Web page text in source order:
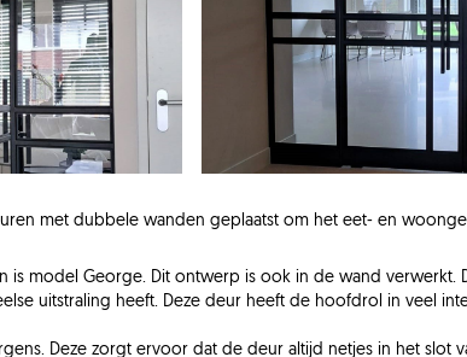
met dubbele wanden geplaatst om het eet- en
is model George. Dit ontwerp is ook in de wand verwerkt.
uitstraling heeft. Deze deur heeft de hoofdrol in veel
Deze zorgt ervoor dat de deur altijd netjes in het slot